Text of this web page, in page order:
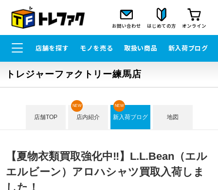
お問い合わせ はじめての方 オンライン
店舗を探す モノを売る 取扱い商品 新入荷ブログ
トレジャーファクトリー練馬店
店舗TOP 店内紹介
NEW
新入荷ブログ
NEW
地図
【夏物衣類買取強化中‼】L.L.Bean（エル
エルビーン）アロハシャツ買取入荷しま
した！